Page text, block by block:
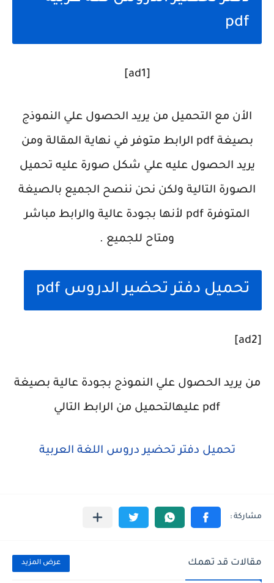
pdf
[ad1]
الأن مع التحميل من يريد الحصول علي النموذج
بصيغة pdf الرابط متوفر في نهاية المقالة ومن
يريد الحصول عليه علي شكل صورة عليه تحميل
الصورة التالية ولكن نحن ننصح الجميع بالصيغة
المتوفرة pdf لأنها بجودة عالية والرابط مباشر
ومتاح للجميع .
تحميل دفتر تحضير الدروس pdf
[ad2]
من يريد الحصول علي النموذج بجودة عالية بصيغة
pdf عليهالتحميل من الرابط التالي
تحميل دفتر تحضير دروس اللغة العربية
مقالات قد تهمك عرض المزيد